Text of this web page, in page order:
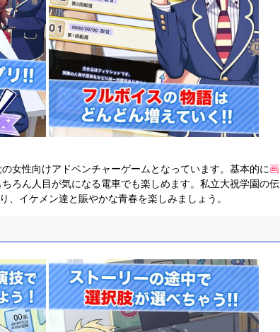
女性向けアドベンチャーゲームとなっています。基本的に画
ろん人目が気になる電車でも楽しめます。私立大祝学園の伝
イケメン達と賑やかな青春を楽しみましょう。